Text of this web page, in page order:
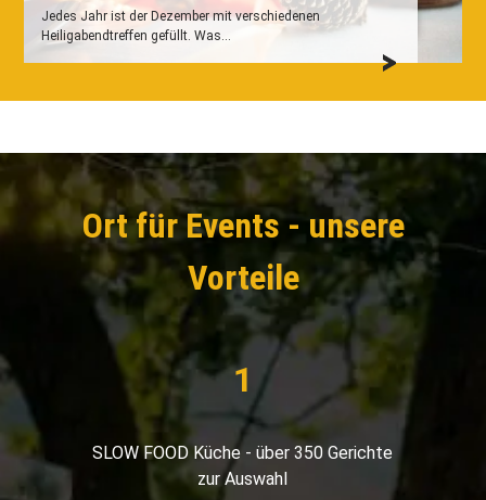
Jedes Jahr ist der Dezember mit verschiedenen
Heiligabendtreffen gefüllt. Was...
Ort für Events - unsere
Vorteile
SLOW FOOD Küche - über 350 Gerichte
zur Auswahl